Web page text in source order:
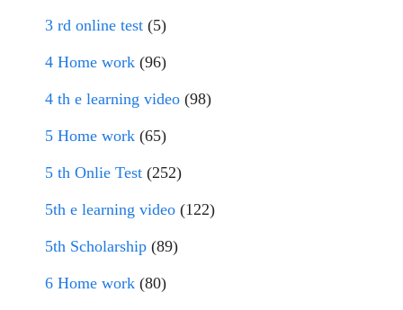
3 rd online test (5)
4 Home work (96)
4 th e learning video (98)
5 Home work (65)
5 th Onlie Test (252)
5th e learning video (122)
5th Scholarship (89)
6 Home work (80)